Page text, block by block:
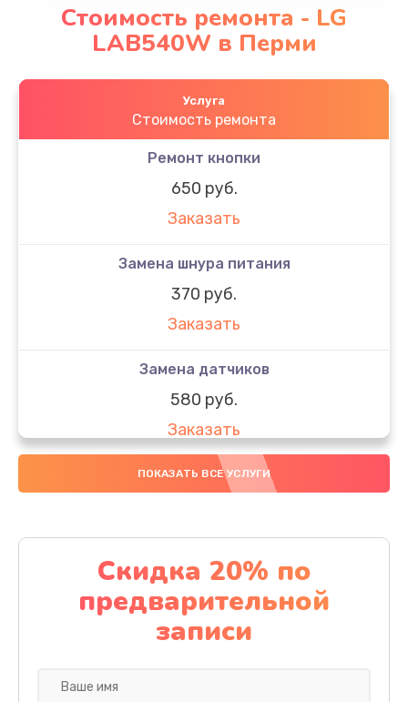
Стоимость ремонта - LG
LAB540W в Перми
Услуга
Стоимость ремонта
Ремонт кнопки
650 руб.
Заказать
Замена шнура питания
370 руб.
Заказать
Замена датчиков
580 руб.
Заказать
Комплексная чистка
Заказать
Замена дисплея (экрана)
2000 руб.
Заказать
Ремонт платы электроники
ПОКАЗАТЬ ВСЕ УСЛУГИ
Скидка 20% по
предварительной
записи